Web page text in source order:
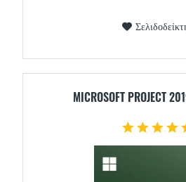
MICROSOFT PROJECT